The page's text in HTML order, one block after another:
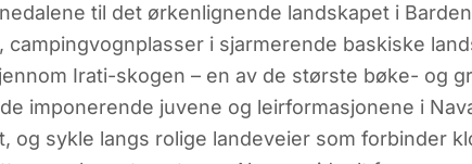
til det ørkenlignende landskapet i
i sjarmerende baskiske
Irati-skogen – en av de største bøke- og
imponerende juvene og leirformasjonene i
og sykle langs rolige landeveier som forbinder